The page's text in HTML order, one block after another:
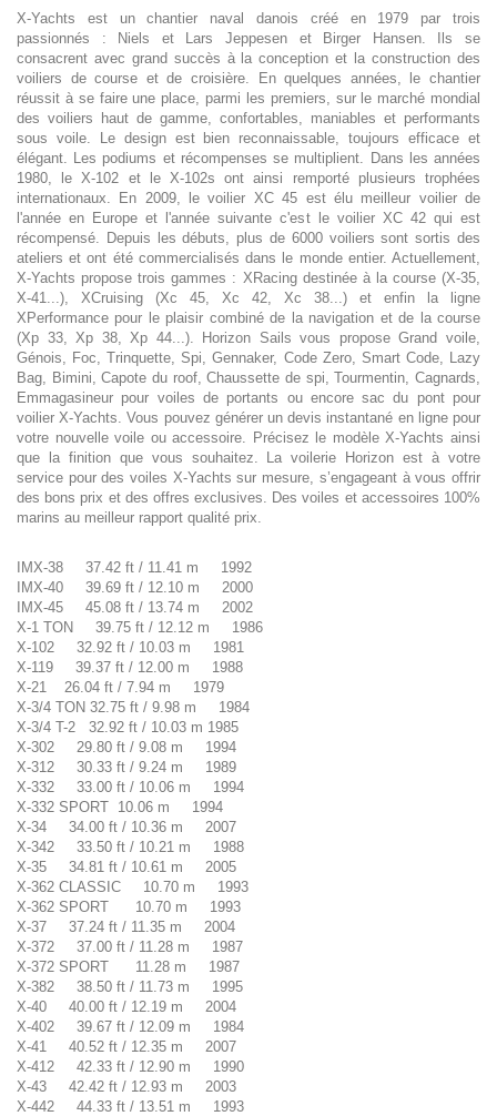
X-Yachts est un chantier naval danois créé en 1979 par trois
passionnés : Niels et Lars Jeppesen et Birger Hansen. Ils se
consacrent avec grand succès à la conception et la construction des
voiliers de course et de croisière. En quelques années, le chantier
réussit à se faire une place, parmi les premiers, sur le marché mondial
des voiliers haut de gamme, confortables, maniables et performants
sous voile. Le design est bien reconnaissable, toujours efficace et
élégant. Les podiums et récompenses se multiplient. Dans les années
1980, le X-102 et le X-102s ont ainsi remporté plusieurs trophées
internationaux. En 2009, le voilier XC 45 est élu meilleur voilier de
l'année en Europe et l'année suivante c'est le voilier XC 42 qui est
récompensé. Depuis les débuts, plus de 6000 voiliers sont sortis des
ateliers et ont été commercialisés dans le monde entier. Actuellement,
X-Yachts propose trois gammes : XRacing destinée à la course (X-35,
X-41...), XCruising (Xc 45, Xc 42, Xc 38...) et enfin la ligne
XPerformance pour le plaisir combiné de la navigation et de la course
(Xp 33, Xp 38, Xp 44...). Horizon Sails vous propose Grand voile,
Génois, Foc, Trinquette, Spi, Gennaker, Code Zero, Smart Code, Lazy
Bag, Bimini, Capote du roof, Chaussette de spi, Tourmentin, Cagnards,
Emmagasineur pour voiles de portants ou encore sac du pont pour
voilier X-Yachts. Vous pouvez générer un devis instantané en ligne pour
votre nouvelle voile ou accessoire. Précisez le modèle X-Yachts ainsi
que la finition que vous souhaitez. La voilerie Horizon est à votre
service pour des voiles X-Yachts sur mesure, s’engageant à vous offrir
des bons prix et des offres exclusives. Des voiles et accessoires 100%
marins au meilleur rapport qualité prix.
IMX-38 37.42 ft / 11.41 m 1992
IMX-40 39.69 ft / 12.10 m 2000
IMX-45 45.08 ft / 13.74 m 2002
X-1 TON 39.75 ft / 12.12 m 1986
X-102 32.92 ft / 10.03 m 1981
X-119 39.37 ft / 12.00 m 1988
X-21 26.04 ft / 7.94 m 1979
X-3/4 TON 32.75 ft / 9.98 m 1984
X-3/4 T-2 32.92 ft / 10.03 m 1985
X-302 29.80 ft / 9.08 m 1994
X-312 30.33 ft / 9.24 m 1989
X-332 33.00 ft / 10.06 m 1994
X-332 SPORT 10.06 m 1994
X-34 34.00 ft / 10.36 m 2007
X-342 33.50 ft / 10.21 m 1988
X-35 34.81 ft / 10.61 m 2005
X-362 CLASSIC 10.70 m 1993
X-362 SPORT 10.70 m 1993
X-37 37.24 ft / 11.35 m 2004
X-372 37.00 ft / 11.28 m 1987
X-372 SPORT 11.28 m 1987
X-382 38.50 ft / 11.73 m 1995
X-40 40.00 ft / 12.19 m 2004
X-402 39.67 ft / 12.09 m 1984
X-41 40.52 ft / 12.35 m 2007
X-412 42.33 ft / 12.90 m 1990
X-43 42.42 ft / 12.93 m 2003
X-442 44.33 ft / 13.51 m 1993